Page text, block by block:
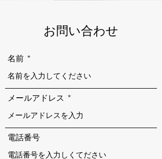
お問い合わせ
名前
メールアドレス
電話番号